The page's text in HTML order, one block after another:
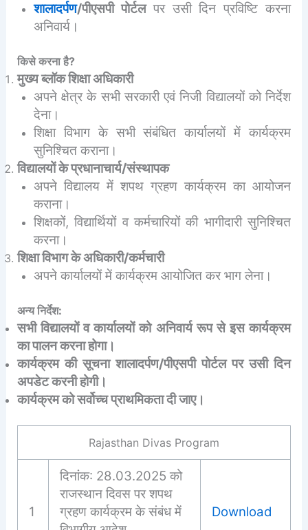
शालादर्पण/पीएसपी पोर्टलपर उसी दिन प्रविष्टि करना
अनिवार्य।
किसे करना है?
मुख्य ब्लॉक शिक्षा अधिकारी
अपने क्षेत्र के सभी सरकारी एवं निजी विद्यालयों को निर्देश
देना।
शिक्षा विभाग के सभी संबंधित कार्यालयों में कार्यक्रम
सुनिश्चित कराना।
विद्यालयों के प्रधानाचार्य/संस्थापक
अपने विद्यालय में शपथ ग्रहण कार्यक्रम का आयोजन
कराना।
शिक्षकों, विद्यार्थियों व कर्मचारियों की भागीदारी सुनिश्चित
करना।
शिक्षा विभाग के अधिकारी/कर्मचारी
अपने कार्यालयों में कार्यक्रम आयोजित कर भाग लेना।
अन्य निर्देश:
सभी विद्यालयों व कार्यालयों को अनिवार्य रूप से इस कार्यक्रम
का पालन करना होगा।
कार्यक्रम की सूचना शालादर्पण/पीएसपी पोर्टल पर उसी दिन
अपडेट करनी होगी।
कार्यक्रम को सर्वोच्च प्राथमिकता दी जाए।
Rajasthan Divas Program
1
दिनांक: 28.03.2025 को
राजस्थान दिवस पर शपथ
ग्रहण कार्यक्रम के संबंध में
Download